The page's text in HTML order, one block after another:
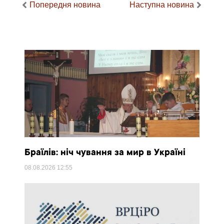
Попередня новина Наступна новина
Браїлів: ніч чування за мир в Україні
08.08.2026 12:55